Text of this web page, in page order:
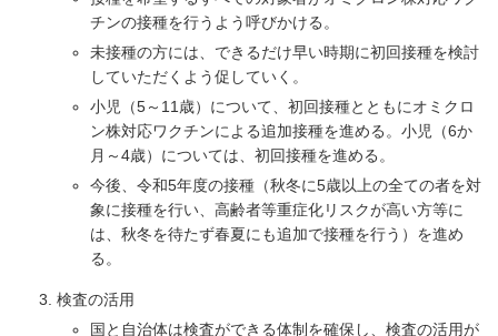
チンの接種を行うよう呼びかける。
未接種の方には、できるだけ早い時期に初回接種を検討
していただくよう促していく。
小児（5～11歳）について、初回接種とともにオミクロ
ン株対応ワクチンによる追加接種を進める。小児（6か
月～4歳）については、初回接種を進める。
今後、令和5年度の接種（秋冬に5歳以上の全ての者を対
象に接種を行い、高齢者等重症化リスクが高い方等に
は、秋冬を待たず春夏にも追加で接種を行う）を進め
る。
検査の活用
国と自治体は検査ができる体制を確保し、検査の活用が